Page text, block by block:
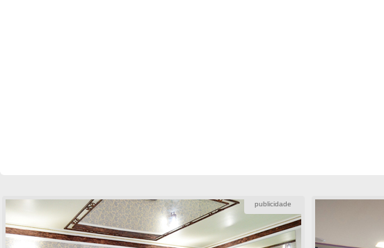
publicidade